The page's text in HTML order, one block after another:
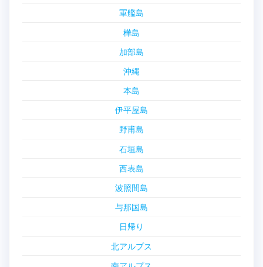
軍艦島
樺島
加部島
沖縄
本島
伊平屋島
野甫島
石垣島
西表島
波照間島
与那国島
日帰り
北アルプス